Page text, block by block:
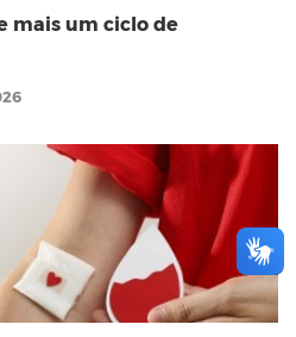
mais um ciclo de